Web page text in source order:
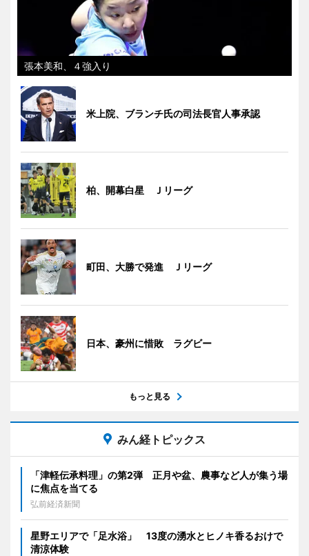
張本美和、４強入り
米上院、ブランチ氏の司法長官人事承認
柏、開幕白星 Ｊリーグ
町田、大勝で発進 Ｊリーグ
日本、豪州に惜敗 ラグビー
もっと見る
みん経トピックス
「津軽伝承料理」の第2弾 正月や盆、農事など人が集う場
に焦点を当てる
弘前経済新聞
星野エリアで「足水浴」 13度の湧水とヒノキ香るおけで
清涼体験